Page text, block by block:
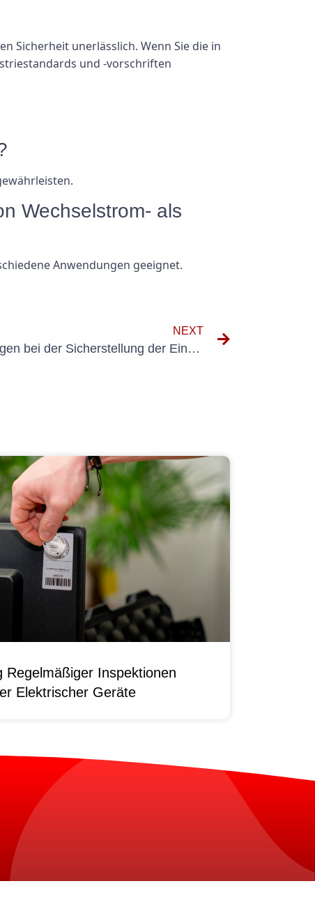
Sicherheit unerlässlich. Wenn Sie die in
und -vorschriften
Wechselstrom- als
Anwendungen geeignet.
NEXT
Die Rolle von VDE-Messungen bei der Sicherstellung der Einhaltung elektrischer Normen
Regelmäßiger Inspektionen
Elektrischer Geräte